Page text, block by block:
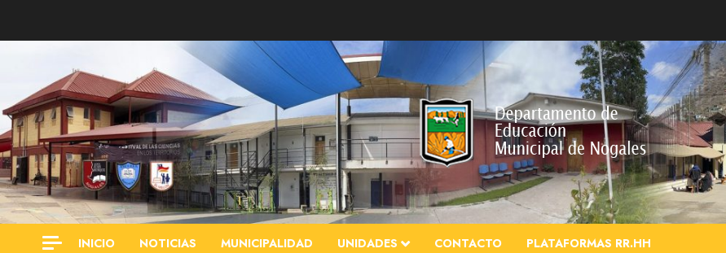
INICIO NOTICIAS MUNICIPALIDAD UNIDADES CONTACTO PLATAFORMAS RR.HH